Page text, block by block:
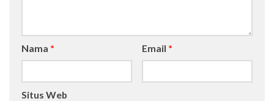
Nama * Email *
Situs Web